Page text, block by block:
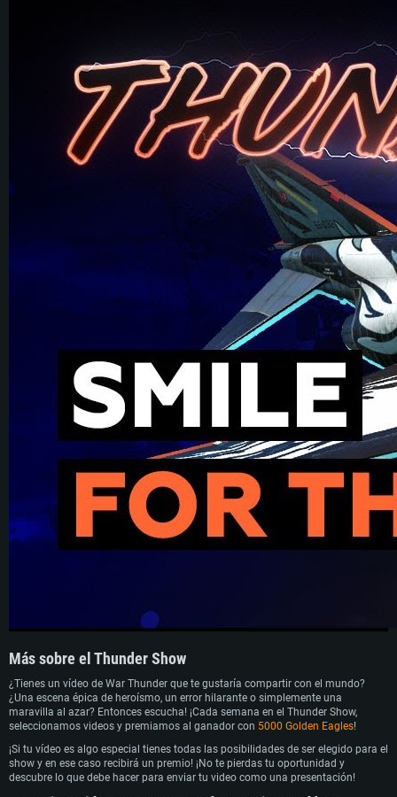
Más sobre el Thunder Show
¿Tienes un vídeo de War Thunder que te gustaría compartir con el mundo?
¿Una escena épica de heroísmo, un error hilarante o simplemente una
maravilla al azar? Entonces escucha! ¡Cada semana en el Thunder Show,
seleccionamos videos y premiamos al ganador con 5000 Golden Eagles!
¡Si tu vídeo es algo especial tienes todas las posibilidades de ser elegido para el
show y en ese caso recibirá un premio! ¡No te pierdas tu oportunidad y
descubre lo que debe hacer para enviar tu video como una presentación!